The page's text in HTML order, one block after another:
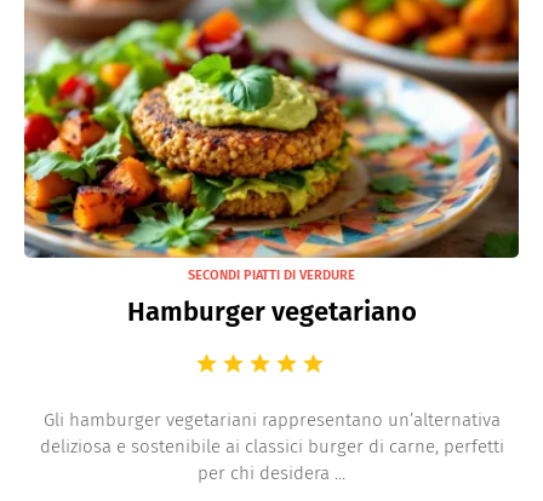
SECONDI PIATTI DI VERDURE
Hamburger vegetariano
Gli hamburger vegetariani rappresentano un’alternativa
deliziosa e sostenibile ai classici burger di carne, perfetti
per chi desidera ...